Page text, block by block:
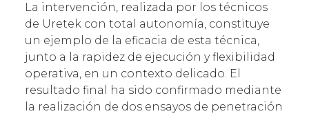
La intervención, realizada por los técnicos
de Uretek con total autonomía, constituye
un ejemplo de la eficacia de esta técnica,
junto a la rapidez de ejecución y flexibilidad
operativa, en un contexto delicado. El
resultado final ha sido confirmado mediante
la realización de dos ensayos de penetración